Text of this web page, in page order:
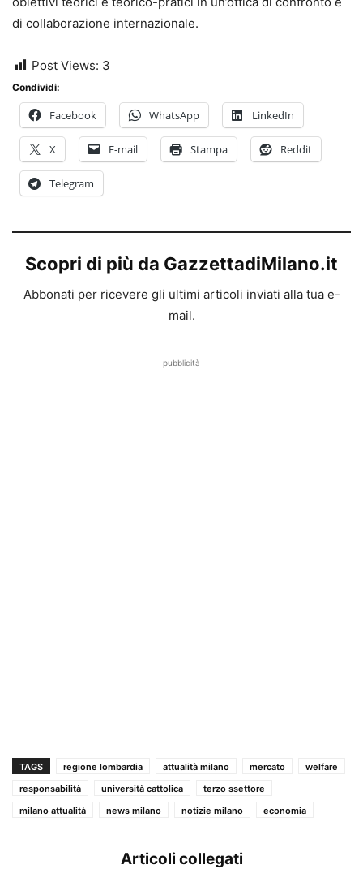
di collaborazione internazionale.
Post Views: 3
Condividi:
Facebook WhatsApp LinkedIn
X E-mail Stampa Reddit
Telegram
Scopri di più da GazzettadiMilano.it
Abbonati per ricevere gli ultimi articoli inviati alla tua e-
mail.
pubblicità
TAGS regione lombardia attualità milano mercato
welfare
responsabilità
università cattolica
terzo ssettore
milano attualità
news milano notizie milano economia
Articoli collegati